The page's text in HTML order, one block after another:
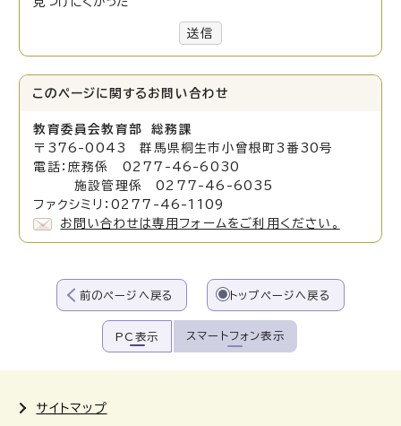
送信
このページに関する お問い合わせ
教育委員会教育部 総務課
〒376-0043 群馬県桐生市小曾根町3番30号
電話：庶務係 0277-46-6030
施設管理係 0277-46-6035
ファクシミリ：0277-46-1109
お問い合わせは専用フォームをご利用ください。
前のページへ戻る トップページへ戻る
PC表示 スマートフォン表示
サイトマップ